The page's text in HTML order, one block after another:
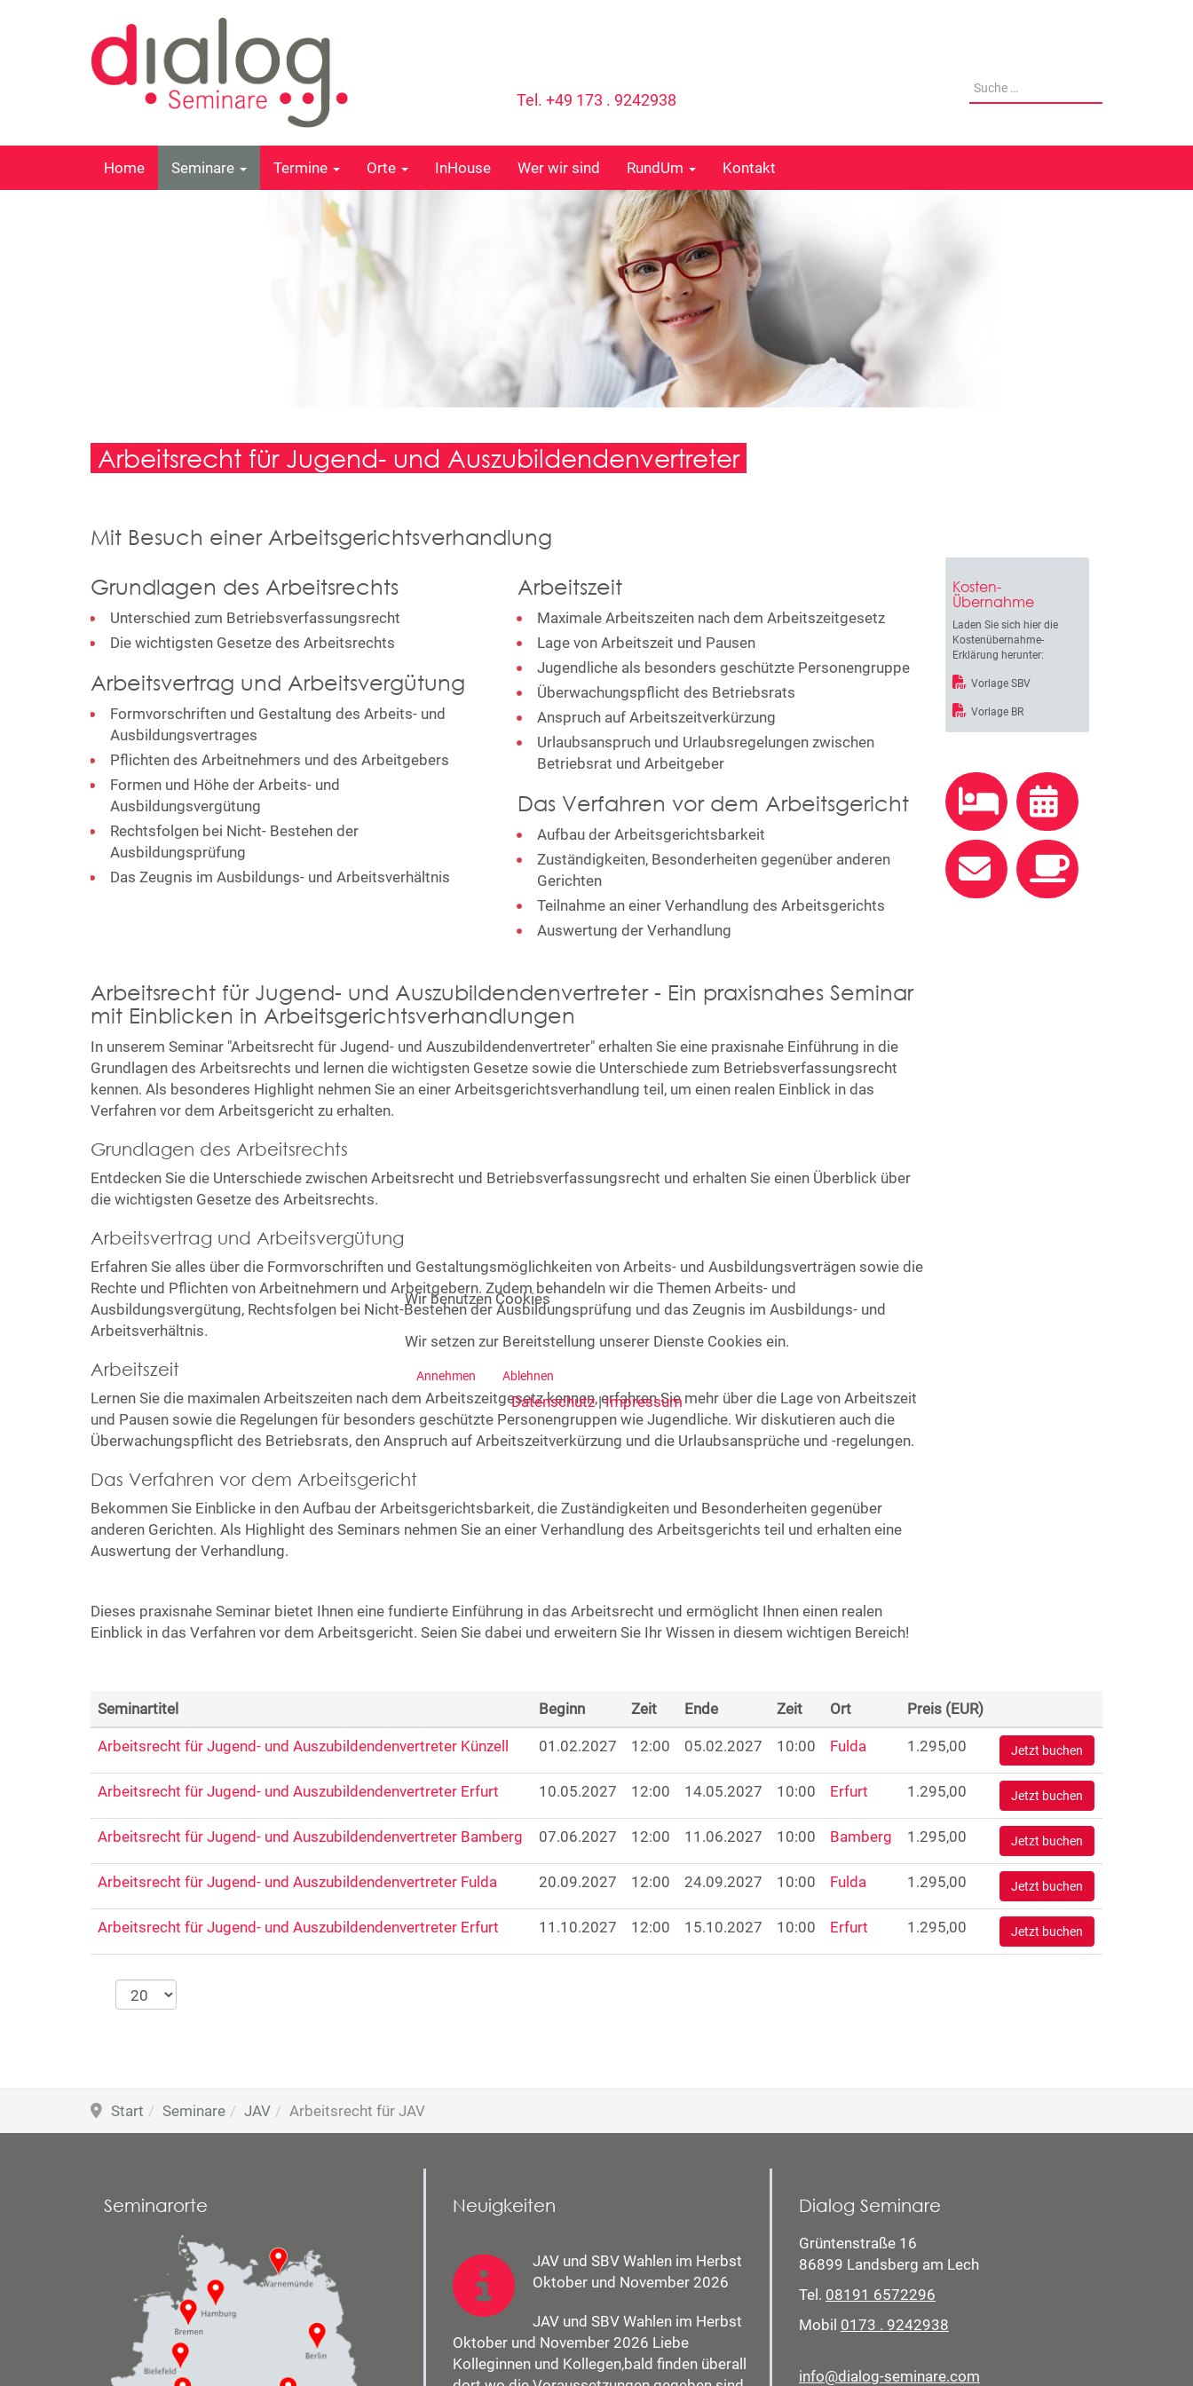
Tel. +49 173 . 9242938
Home Seminare Termine Orte InHouse Wer wir sind RundUm Kontakt
Arbeitsrecht für Jugend- und Auszubildendenvertreter
Mit Besuch einer Arbeitsgerichtsverhandlung
Grundlagen des Arbeitsrechts
Unterschied zum Betriebsverfassungsrecht
Die wichtigsten Gesetze des Arbeitsrechts
Arbeitsvertrag und Arbeitsvergütung
Formvorschriften und Gestaltung des Arbeits- und
Ausbildungsvertrages
Pflichten des Arbeitnehmers und des Arbeitgebers
Formen und Höhe der Arbeits- und
Ausbildungsvergütung
Rechtsfolgen bei Nicht- Bestehen der
Ausbildungsprüfung
Das Zeugnis im Ausbildungs- und Arbeitsverhältnis
Arbeitszeit
Maximale Arbeitszeiten nach dem Arbeitszeitgesetz
Lage von Arbeitszeit und Pausen
Jugendliche als besonders geschützte Personengruppe
Überwachungspflicht des Betriebsrats
Anspruch auf Arbeitszeitverkürzung
Urlaubsanspruch und Urlaubsregelungen zwischen
Betriebsrat und Arbeitgeber
Das Verfahren vor dem Arbeitsgericht
Aufbau der Arbeitsgerichtsbarkeit
Zuständigkeiten, Besonderheiten gegenüber anderen
Gerichten
Teilnahme an einer Verhandlung des Arbeitsgerichts
Auswertung der Verhandlung
Kosten-
Übernahme
Laden Sie sich hier die
Kostenübernahme-
Erklärung herunter:
Vorlage SBV
Vorlage BR
Arbeitsrecht für Jugend- und Auszubildendenvertreter - Ein praxisnahes Seminar
mit Einblicken in Arbeitsgerichtsverhandlungen
In unserem Seminar "Arbeitsrecht für Jugend- und Auszubildendenvertreter" erhalten Sie eine praxisnahe Einführung in die
Grundlagen des Arbeitsrechts und lernen die wichtigsten Gesetze sowie die Unterschiede zum Betriebsverfassungsrecht
kennen. Als besonderes Highlight nehmen Sie an einer Arbeitsgerichtsverhandlung teil, um einen realen Einblick in das
Verfahren vor dem Arbeitsgericht zu erhalten.
Grundlagen des Arbeitsrechts
Entdecken Sie die Unterschiede zwischen Arbeitsrecht und Betriebsverfassungsrecht und erhalten Sie einen Überblick über
die wichtigsten Gesetze des Arbeitsrechts.
Arbeitsvertrag und Arbeitsvergütung
Erfahren Sie alles über die Formvorschriften und Gestaltungsmöglichkeiten von Arbeits- und Ausbildungsverträgen sowie die
Rechte und Pflichten von Arbeitnehmern und Arbeitgebern. Zudem behandeln wir die Themen Arbeits- und
Ausbildungsvergütung, Rechtsfolgen bei Nicht-Bestehen der Ausbildungsprüfung und das Zeugnis im Ausbildungs- und
Arbeitsverhältnis.
Arbeitszeit
Lernen Sie die maximalen Arbeitszeiten nach dem Arbeitszeitgesetz kennen, erfahren Sie mehr über die Lage von Arbeitszeit
und Pausen sowie die Regelungen für besonders geschützte Personengruppen wie Jugendliche. Wir diskutieren auch die
Überwachungspflicht des Betriebsrats, den Anspruch auf Arbeitszeitverkürzung und die Urlaubsansprüche und -regelungen.
Das Verfahren vor dem Arbeitsgericht
Bekommen Sie Einblicke in den Aufbau der Arbeitsgerichtsbarkeit, die Zuständigkeiten und Besonderheiten gegenüber
anderen Gerichten. Als Highlight des Seminars nehmen Sie an einer Verhandlung des Arbeitsgerichts teil und erhalten eine
Auswertung der Verhandlung.
Dieses praxisnahe Seminar bietet Ihnen eine fundierte Einführung in das Arbeitsrecht und ermöglicht Ihnen einen realen
Einblick in das Verfahren vor dem Arbeitsgericht. Seien Sie dabei und erweitern Sie Ihr Wissen in diesem wichtigen Bereich!
Seminartitel Beginn Zeit Ende Zeit Ort Preis (EUR)
Arbeitsrecht für Jugend- und Auszubildendenvertreter Künzell 01.02.2027 12:00 05.02.2027 10:00 Fulda 1.295,00 Jetzt buchen
Arbeitsrecht für Jugend- und Auszubildendenvertreter Erfurt 10.05.2027 12:00 14.05.2027 10:00 Erfurt 1.295,00 Jetzt buchen
Arbeitsrecht für Jugend- und Auszubildendenvertreter Bamberg 07.06.2027 12:00 11.06.2027 10:00 Bamberg 1.295,00 Jetzt buchen
Arbeitsrecht für Jugend- und Auszubildendenvertreter Fulda 20.09.2027 12:00 24.09.2027 10:00 Fulda 1.295,00 Jetzt buchen
Arbeitsrecht für Jugend- und Auszubildendenvertreter Erfurt 11.10.2027 12:00 15.10.2027 10:00 Erfurt 1.295,00 Jetzt buchen
Start Seminare JAV Arbeitsrecht für JAV
Seminarorte Neuigkeiten
JAV und SBV Wahlen im Herbst
Oktober und November 2026
JAV und SBV Wahlen im Herbst
Oktober und November 2026 Liebe
Kolleginnen und Kollegen,bald finden überall
Dialog Seminare
Grüntenstraße 16
86899 Landsberg am Lech
Tel. 08191 6572296
Mobil 0173 . 9242938
info@dialog-seminare.com
Wir benutzen Cookies
Wir setzen zur Bereitstellung unserer Dienste Cookies ein.
Annehmen Ablehnen
Datenschutz|Impressum